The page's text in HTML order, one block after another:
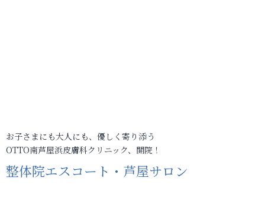
お子さまにも大人にも、優しく寄り添う
OTTO南芦屋浜皮膚科クリニック、開院！
整体院エスコート・芦屋サロン